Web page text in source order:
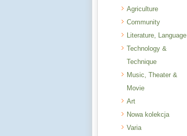
Agriculture
Community
Literature, Language
Technology &
Technique
Music, Theater &
Movie
Art
Nowa kolekcja
Varia